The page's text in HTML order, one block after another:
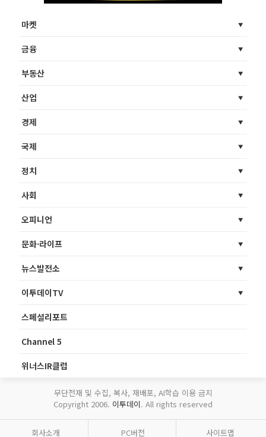
마켓
금융
부동산
산업
경제
국제
정치
사회
오피니언
문화·라이프
뉴스발전소
이투데이TV
스페셜리포트
Channel 5
위너스IR클럽
무단전재 및 수집, 복사, 재배포, AI학습 이용 금지
Copyright 2006. 이투데이. All rights reserved
회사소개 PC버전 사이트맵